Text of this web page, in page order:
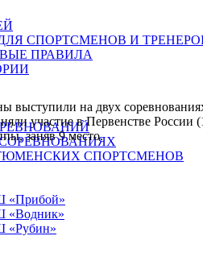
СПОРТСМЕНОВ И
ПРАВИЛА
СПОРТСМЕНОВ
выступили на двух
участие в Первенстве
заняв 9 место.